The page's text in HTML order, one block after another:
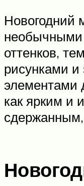
Новогодний
необычными
оттенков,
рисунками
элементами
как ярким и